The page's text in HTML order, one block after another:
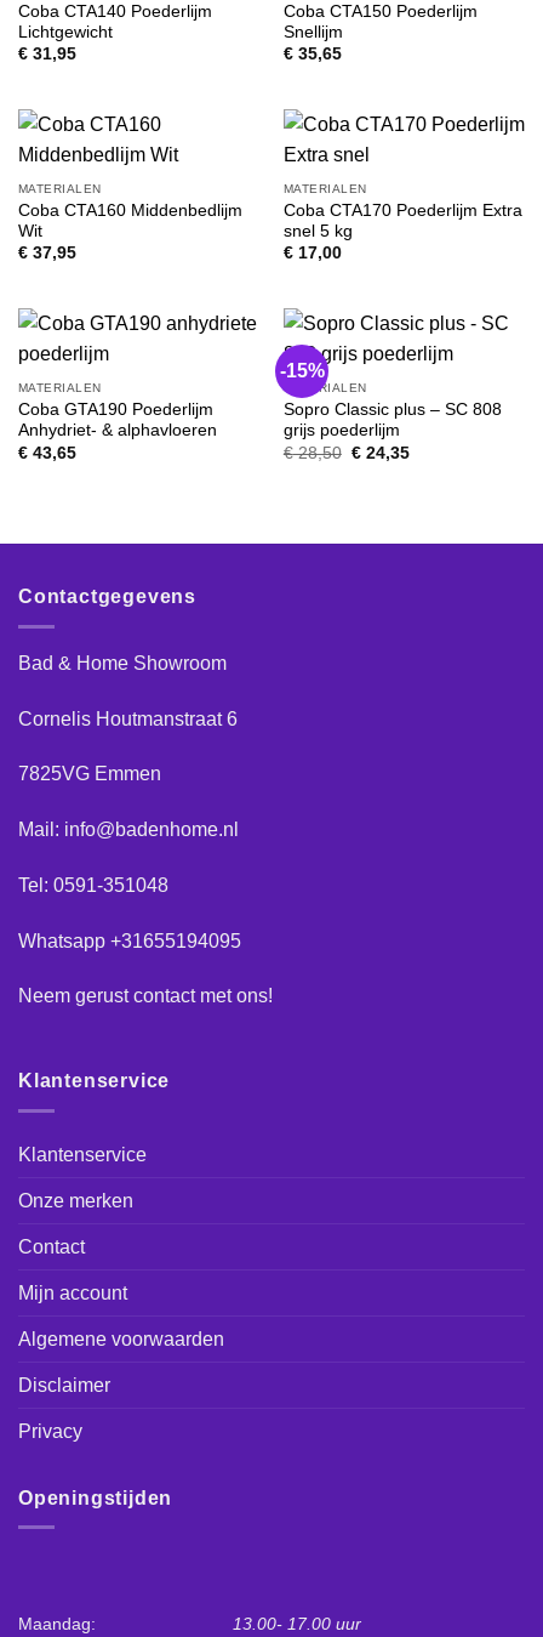
Coba CTA140 Poederlijm
Lichtgewicht
€31,95
Coba CTA150 Poederlijm
Snellijm
€35,65
MATERIALEN
Coba CTA160 Middenbedlijm
Wit
€37,95
MATERIALEN
Coba CTA170 Poederlijm Extra
snel 5 kg
€17,00
MATERIALEN
Coba GTA190 Poederlijm
Anhydriet- & alphavloeren
€43,65
-15%
MATERIALEN
Sopro Classic plus – SC 808
grijs poederlijm
€28,50 Oorspronkelijke
€24,35Huidige
Contactgegevens
Bad & Home Showroom
Cornelis Houtmanstraat 6
7825VG Emmen
Mail: info@badenhome.nl
Tel: 0591-351048
Whatsapp +31655194095
Neem gerustcontactmet ons!
Klantenservice
Klantenservice
Onze merken
Contact
Mijn account
Algemene voorwaarden
Disclaimer
Privacy
Openingstijden
Maandag: 13.00- 17.00 uur